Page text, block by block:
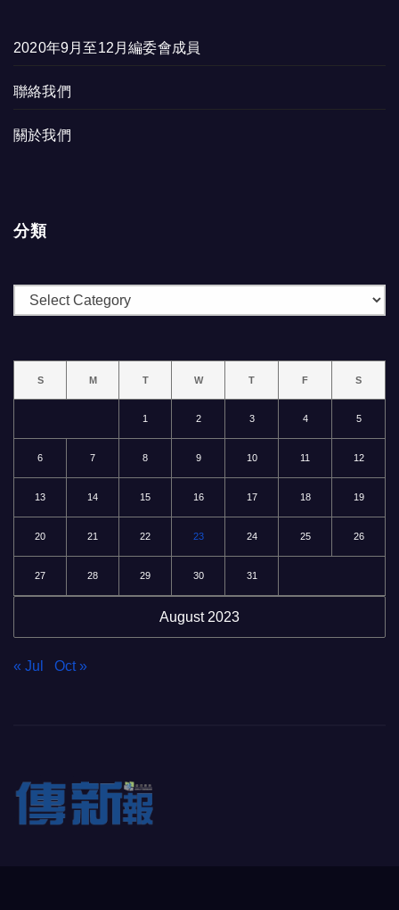
2020年9月至12月編委會成員
聯絡我們
關於我們
分類
August 2023
S M T W T F S
1 2 3 4 5
6 7 8 9 10 11 12
13 14 15 16 17 18 19
20 21 22 23 24 25 26
27 28 29 30 31
« Jul Oct »